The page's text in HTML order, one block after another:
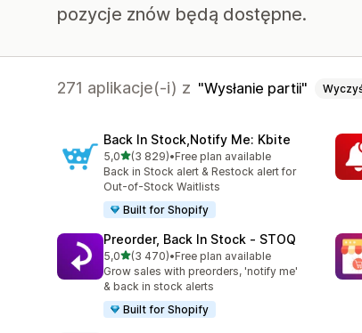
pozycje znów będą dostępne.
271 aplikacje(-i) z Wysłanie partii
Back In Stock,Notify Me: Kbite
5,0na 5 gwiazdek
(3 829)
Łączna liczba recenzji: 3829
•Free plan available
Back in Stock alert & Restock alert for
Out-of-Stock Waitlists
Built for Shopify
Preorder, Back In Stock ‑ STOQ
5,0na 5 gwiazdek
(3 470)
Łączna liczba recenzji: 3470
•Free plan available
Grow sales with preorders, 'notify me'
& back in stock alerts
Built for Shopify